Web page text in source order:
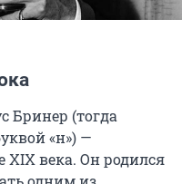
Бринер (тогда
«н») —
XIX века. Он родился